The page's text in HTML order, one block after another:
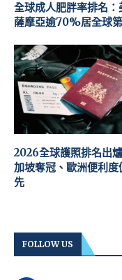
全球成人肥胖率排名：
薩摩亞逾70%居全球
2026全球護照排名出
加坡奪冠、歐洲便利度
先
FOLLOW US